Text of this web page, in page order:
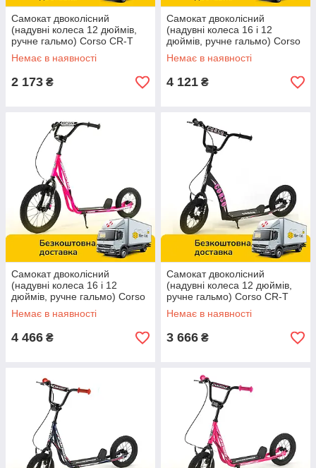
Самокат двоколісний
(надувні колеса 12 дюймів,
ручне гальмо) Corso CR-T
7171 Чорний
Немає в наявності
2 173 ₴
Самокат двоколісний
(надувні колеса 16 і 12
дюймів, ручне гальмо) Corso
МХ 10700 Чорний
Немає в наявності
4 121 ₴
Самокат двоколісний
(надувні колеса 16 і 12
дюймів, ручне гальмо) Corso
МХ 20204 Рожевий
Немає в наявності
4 466 ₴
Самокат двоколісний
(надувні колеса 12 дюймів,
ручне гальмо) Corso CR-T
9490 Чорно-рожевий
Немає в наявності
3 666 ₴